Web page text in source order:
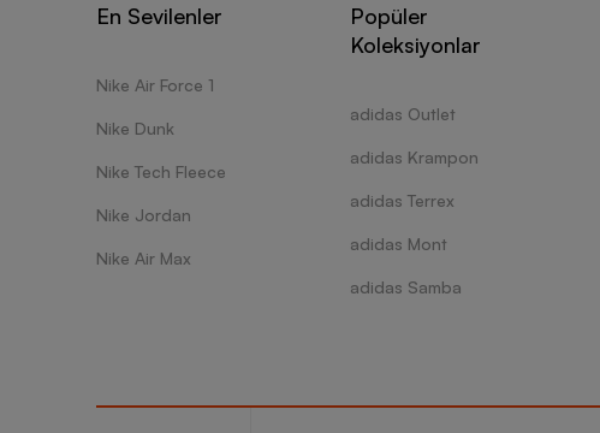
En Sevilenler
Nike Air Force 1
Nike Dunk
Nike Tech Fleece
Nike Jordan
Nike Air Max
Popüler
Koleksiyonlar
adidas Outlet
adidas Krampon
adidas Terrex
adidas Mont
adidas Samba